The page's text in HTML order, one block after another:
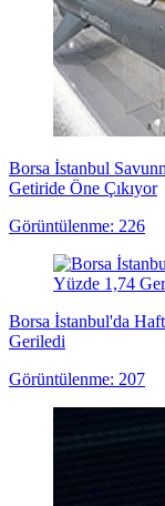
Borsa İstanbul
Getiride Öne Çıkıyor
Görüntülenme: 226
Borsa İstanbul'da
Geriledi
Görüntülenme: 207